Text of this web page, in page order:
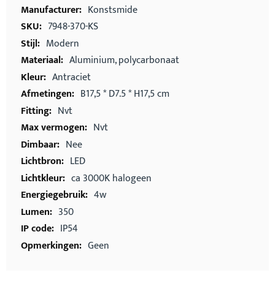
Meer
informatie
Konstsmide
7948-370-KS
Modern
Aluminium, polycarbonaat
Antraciet
B17,5 * D7.5 * H17,5 cm
Nvt
Nvt
Nee
LED
ca 3000K halogeen
4w
350
IP54
Geen